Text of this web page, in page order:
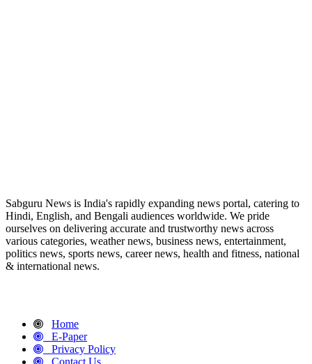
Sabguru News is India's rapidly expanding news portal, catering to
Hindi, English, and Bengali audiences worldwide. We pride
ourselves on delivering accurate and trustworthy news across
various categories, weather news, business news, entertainment,
politics news, sports news, career news, health and fitness, national
& international news.
Home
E-Paper
Privacy Policy
Contact Us